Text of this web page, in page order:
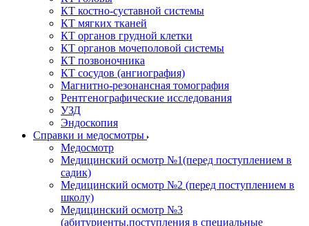
КТ костно-суставной системы
КТ мягких тканей
КТ органов грудной клетки
КТ органов мочеполовой системы
КТ позвоночника
КТ сосудов (ангиография)
Магнитно-резонансная томография
Рентгенографические исследования
УЗД
Эндоскопия
Справки и медосмотры
Медосмотр
Медицинский осмотр №1(перед поступлением в
садик)
Медицинский осмотр №2 (перед поступлением в
школу)
Медицинский осмотр №3
(абитуриенты.поступления в специальные